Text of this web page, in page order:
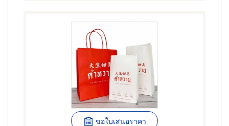
ขอใบเสนอราคา